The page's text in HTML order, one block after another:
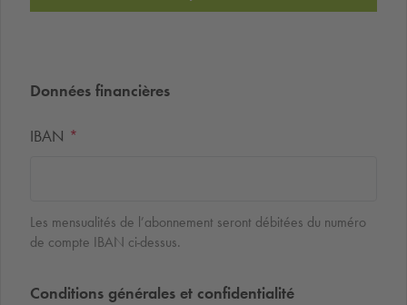
Données financières
IBAN *
Les mensualités de l’abonnement seront débitées du numéro
de compte IBAN ci-dessus.
Conditions générales et confidentialité